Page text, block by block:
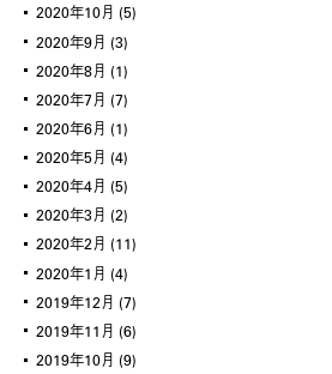
2020年10月 (5)
2020年9月 (3)
2020年8月 (1)
2020年7月 (7)
2020年6月 (1)
2020年5月 (4)
2020年4月 (5)
2020年3月 (2)
2020年2月 (11)
2020年1月 (4)
2019年12月 (7)
2019年11月 (6)
2019年10月 (9)